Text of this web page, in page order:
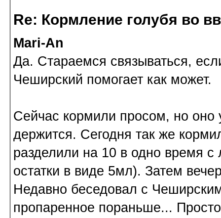
Re: Кормление голубя во
Mari-An
Да. Стараемся связываться,
Чеширский помогает как может.
Сейчас кормили просом, но оно
держится. Сегодня так же
разделили на 10 в одно время с
остатки в виде 5мл). Затем
Недавно беседовал с
пропаренное пораньше...